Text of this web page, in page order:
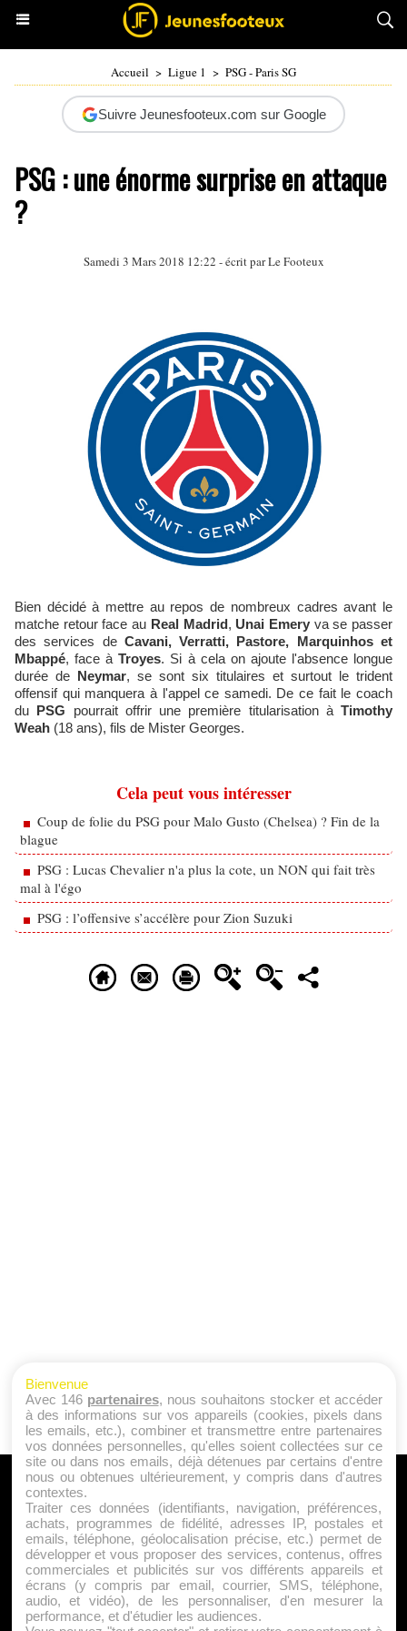
Accueil > Ligue 1 > PSG - Paris SG
Suivre Jeunesfooteux.com sur Google
PSG : une énorme surprise en attaque
?
Samedi 3 Mars 2018 12:22 - écrit par Le Footeux
Bien décidé à mettre au repos de nombreux cadres avant le
matche retour face au Real Madrid, Unai Emeryva se passer
des services de Cavani, Verratti, Pastore, Marquinhos et
Mbappé, face àTroyes. Si à cela on ajoute l'absence longue
durée de Neymar, se sont six titulaires et surtout le trident
offensif qui manquera à l'appel ce samedi. De ce fait le coach
du PSG pourrait offrir une première titularisation à Timothy
Weah (18 ans), fils de Mister Georges.
Cela peut vous intéresser
Coup de folie du PSG pour Malo Gusto (Chelsea) ? Fin de la
blague
PSG : Lucas Chevalier n'a plus la cote, un NON qui fait très
mal à l'égo
PSG : l’offensive s’accélère pour Zion Suzuki
A PROPOS
Qui sommes nous ?
Mentions Légales
Publicité
Politique de Cookies
Contact
Bienvenue
Avec 146 partenaires, nous souhaitons stocker et accéder
à des informations sur vos appareils (cookies, pixels dans
les emails, etc.), combiner et transmettre entre partenaires
vos données personnelles, qu'elles soient collectées sur ce
site ou dans nos emails, déjà détenues par certains d'entre
nous ou obtenues ultérieurement, y compris dans d'autres
contextes.
Traiter ces données (identifiants, navigation, préférences,
achats, programmes de fidélité, adresses IP, postales et
emails, téléphone, géolocalisation précise, etc.) permet de
développer et vous proposer des services, contenus, offres
commerciales et publicités sur vos différents appareils et
écrans (y compris par email, courrier, SMS, téléphone,
audio, et vidéo), de les personnaliser, d'en mesurer la
performance, et d'étudier les audiences.